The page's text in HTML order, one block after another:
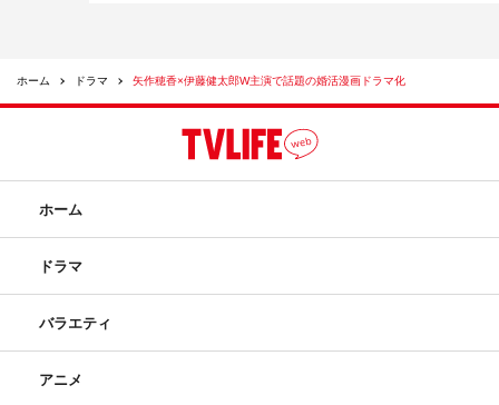
ホーム ドラマ 矢作穂香×伊藤健太郎W主演で話題の婚活漫画ドラマ化
ホーム
ドラマ
バラエティ
アニメ